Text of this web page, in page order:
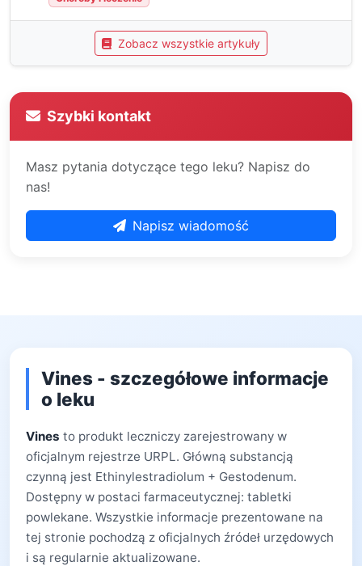
Zobacz wszystkie artykuły
Szybki kontakt
Masz pytania dotyczące tego leku? Napisz do
nas!
Napisz wiadomość
Vines - szczegółowe informacje
o leku
Vines to produkt leczniczy zarejestrowany w
oficjalnym rejestrze URPL. Główną substancją
czynną jest Ethinylestradiolum + Gestodenum.
Dostępny w postaci farmaceutycznej: tabletki
powlekane. Wszystkie informacje prezentowane na
tej stronie pochodzą z oficjalnych źródeł urzędowych
i są regularnie aktualizowane.